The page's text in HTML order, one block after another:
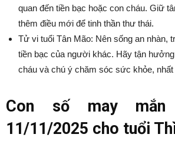
quan đến tiền bạc hoặc con cháu. Giữ
thêm điều mới để tinh thần thư thái.
Tử vi tuổi Tân Mão: Nên sống an nhàn,
tiền bạc của người khác. Hãy tận
cháu và chú ý chăm sóc sức khỏe, nhất
Con số may mắn
11/11/2025 cho tuổi